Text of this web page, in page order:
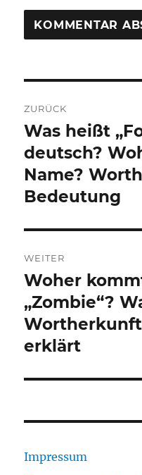
ZURÜCK
Vorheriger
Beitrag:
Was heißt
deutsch?
Name?
Bedeutung
WEITER
Nächster
Beitrag:
Woher
„Zombie“?
erklärt
Impressum